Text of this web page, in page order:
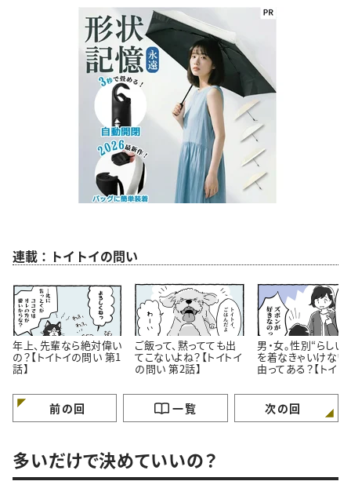
連載：トイトイの問い
年上、先輩なら絶対偉い
の？【トイトイの問い 第1
話】
ご飯って、黙ってても出
てこないよね？【トイトイ
の問い 第2話】
男・女。性別“らしい
を着なきゃいけない
由ってある？【トイト
前の回 一覧 次の回
多いだけで決めていいの？